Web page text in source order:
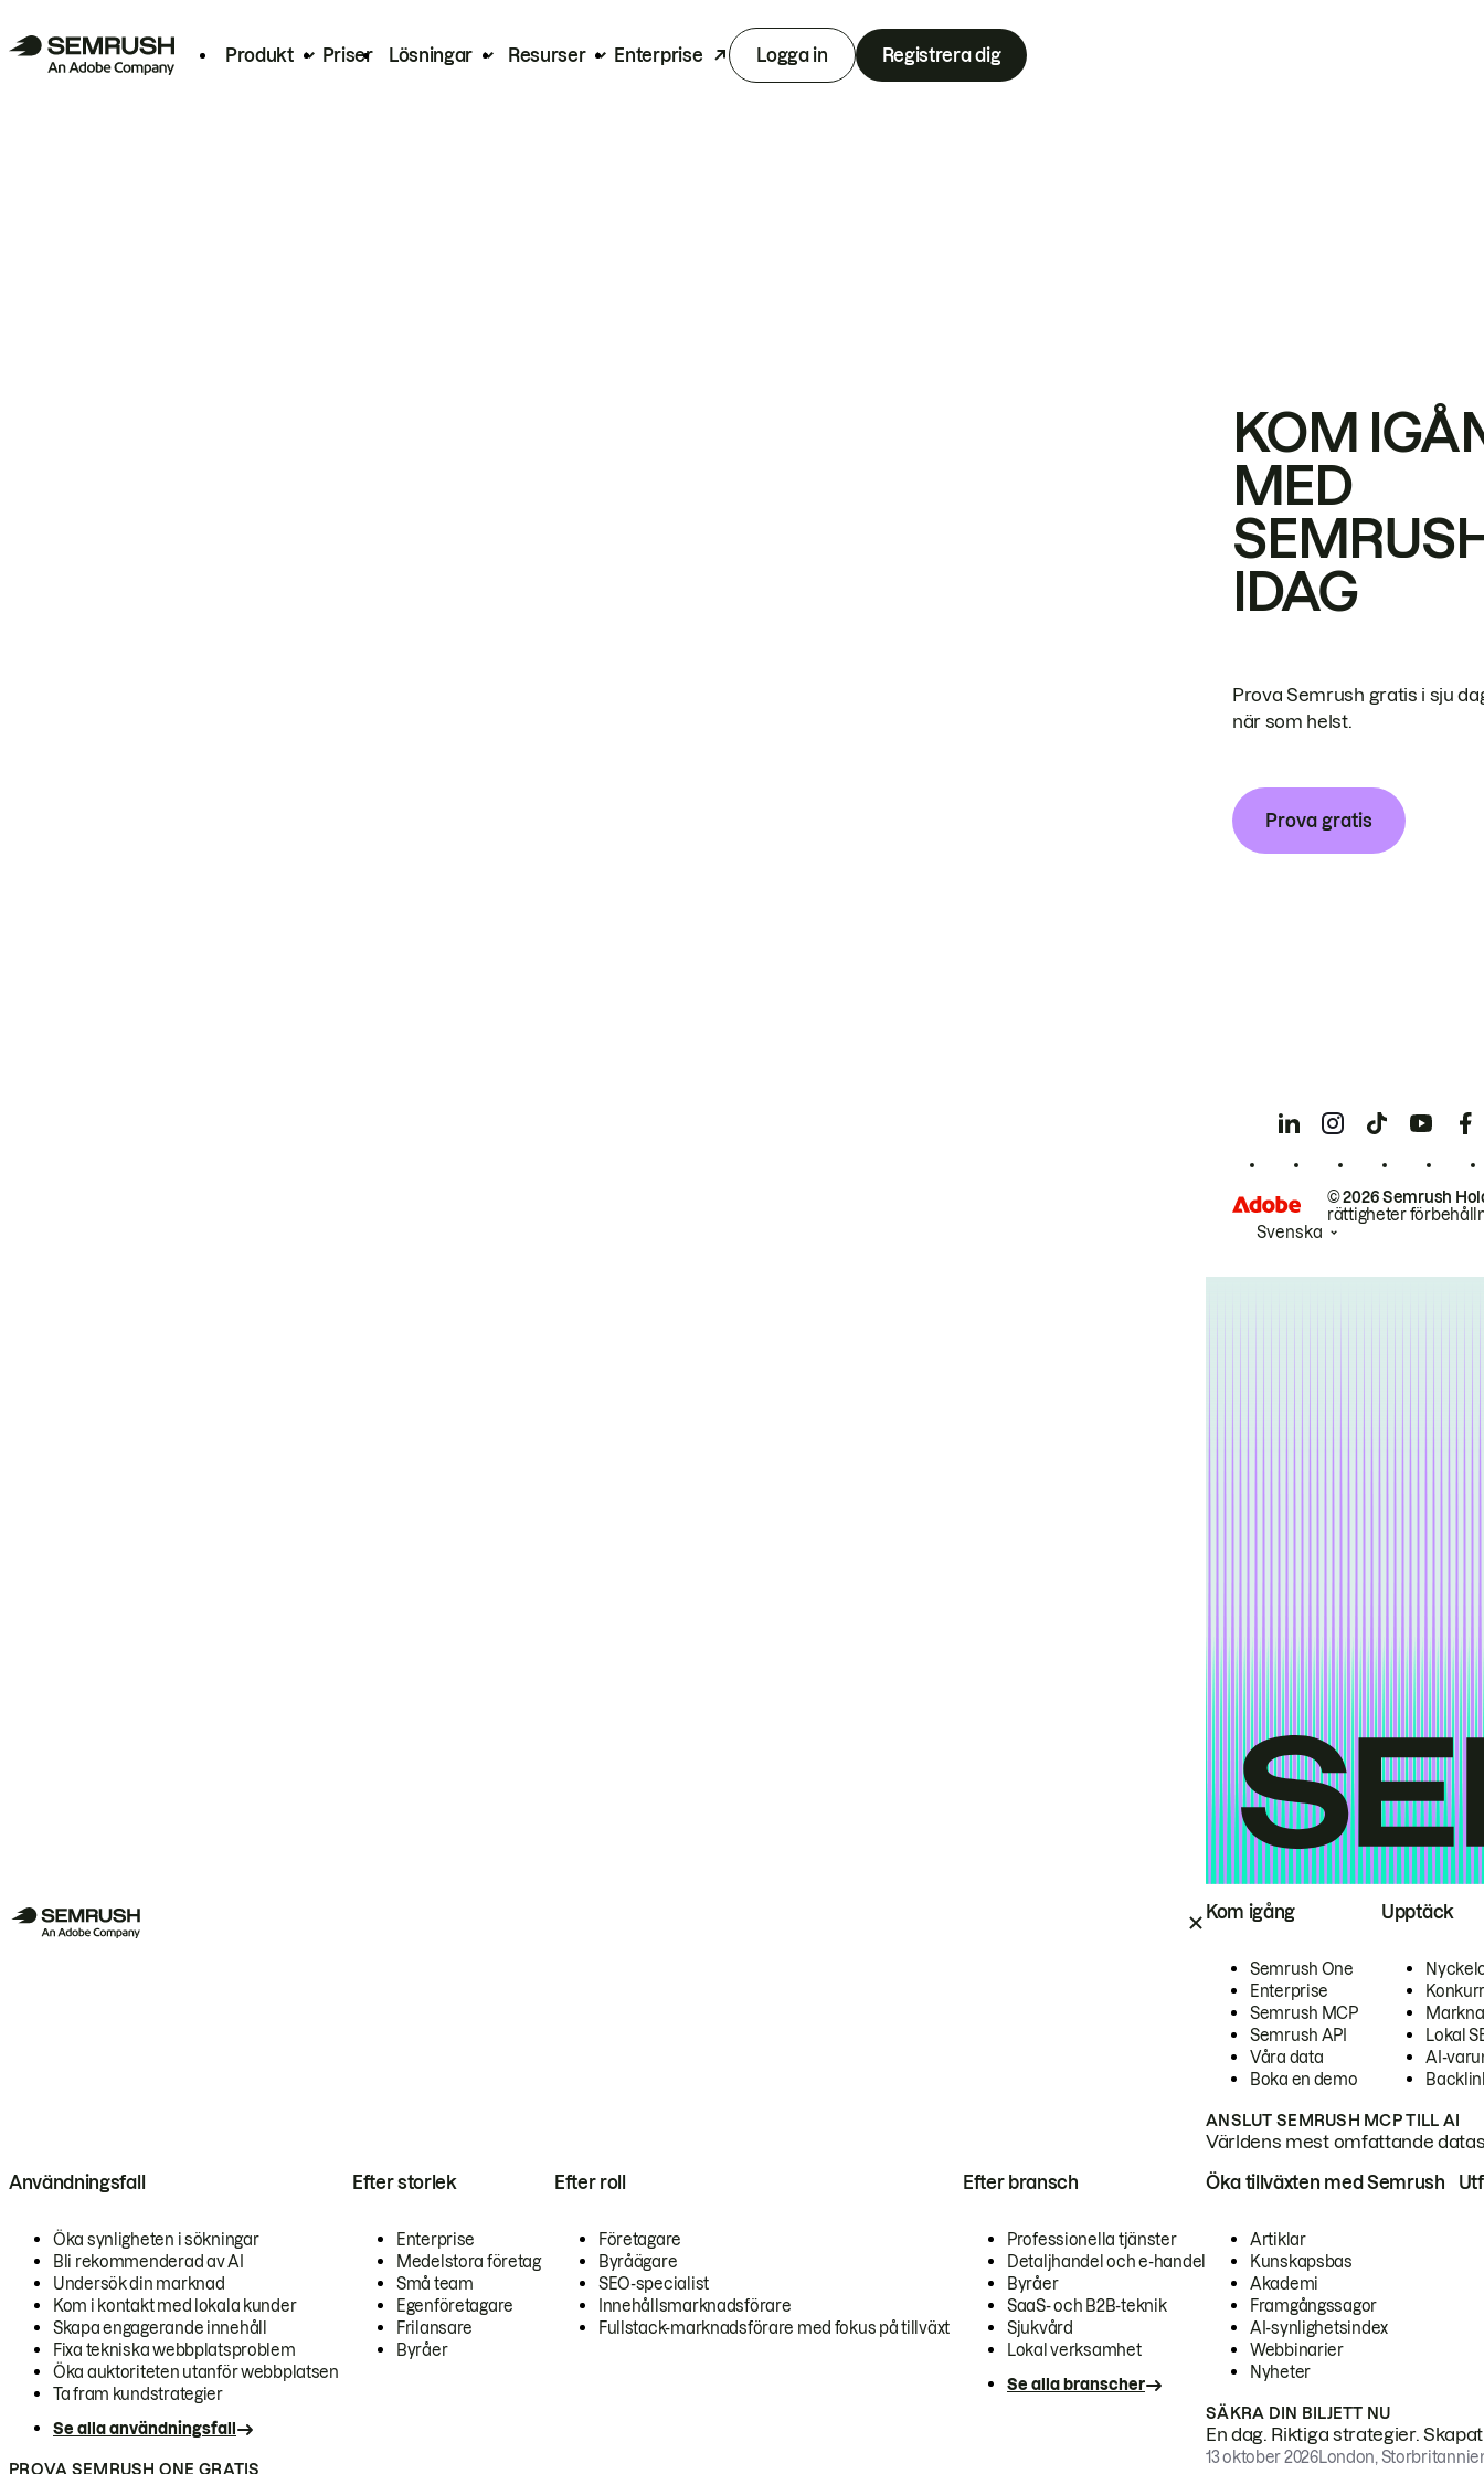
Produkt Priser Lösningar Resurser Enterprise Logga in Registrera dig
Kom igång
Semrush One
Enterprise
Semrush MCP
Semrush API
Våra data
Boka en demo
Upptäck
Lokal
AI-
ANSLUT SEMRUSH MCP TILL AI
Världens mest omfattande
Användningsfall
Öka synligheten i sökningar
Bli rekommenderad av AI
Undersök din marknad
Kom i kontakt med lokala kunder
Skapa engagerande innehåll
Fixa tekniska webbplatsproblem
Öka auktoriteten utanför webbplatsen
Ta fram kundstrategier
Se alla användningsfall
Efter storlek
Enterprise
Medelstora företag
Små team
Egenföretagare
Frilansare
Byråer
Efter roll
Företagare
Byråägare
SEO-specialist
Innehållsmarknadsförare
Fullstack-marknadsförare med fokus på tillväxt
Efter bransch
Professionella tjänster
Detaljhandel och e-handel
Byråer
SaaS- och B2B-teknik
Sjukvård
Lokal verksamhet
Se alla branscher
PROVA SEMRUSH ONE GRATIS
Öka tillväxten med Semrush
Artiklar
Kunskapsbas
Akademi
Framgångssagor
AI-synlighetsindex
Webbinarier
Nyheter
SÄKRA DIN BILJETT NU
En dag. Riktiga strategier.
13 oktober 2026London,
KOM
MED
IDAG
Prova Semrush gratis i sju
när som helst.
Prova gratis
© 2026 Semrush
rättigheter
Svenska